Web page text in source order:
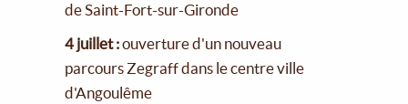
de Saint-Fort-sur-Gironde
4 juillet :ouverture d'un nouveau
parcours Zegraff dans le centre ville
d'Angoulême